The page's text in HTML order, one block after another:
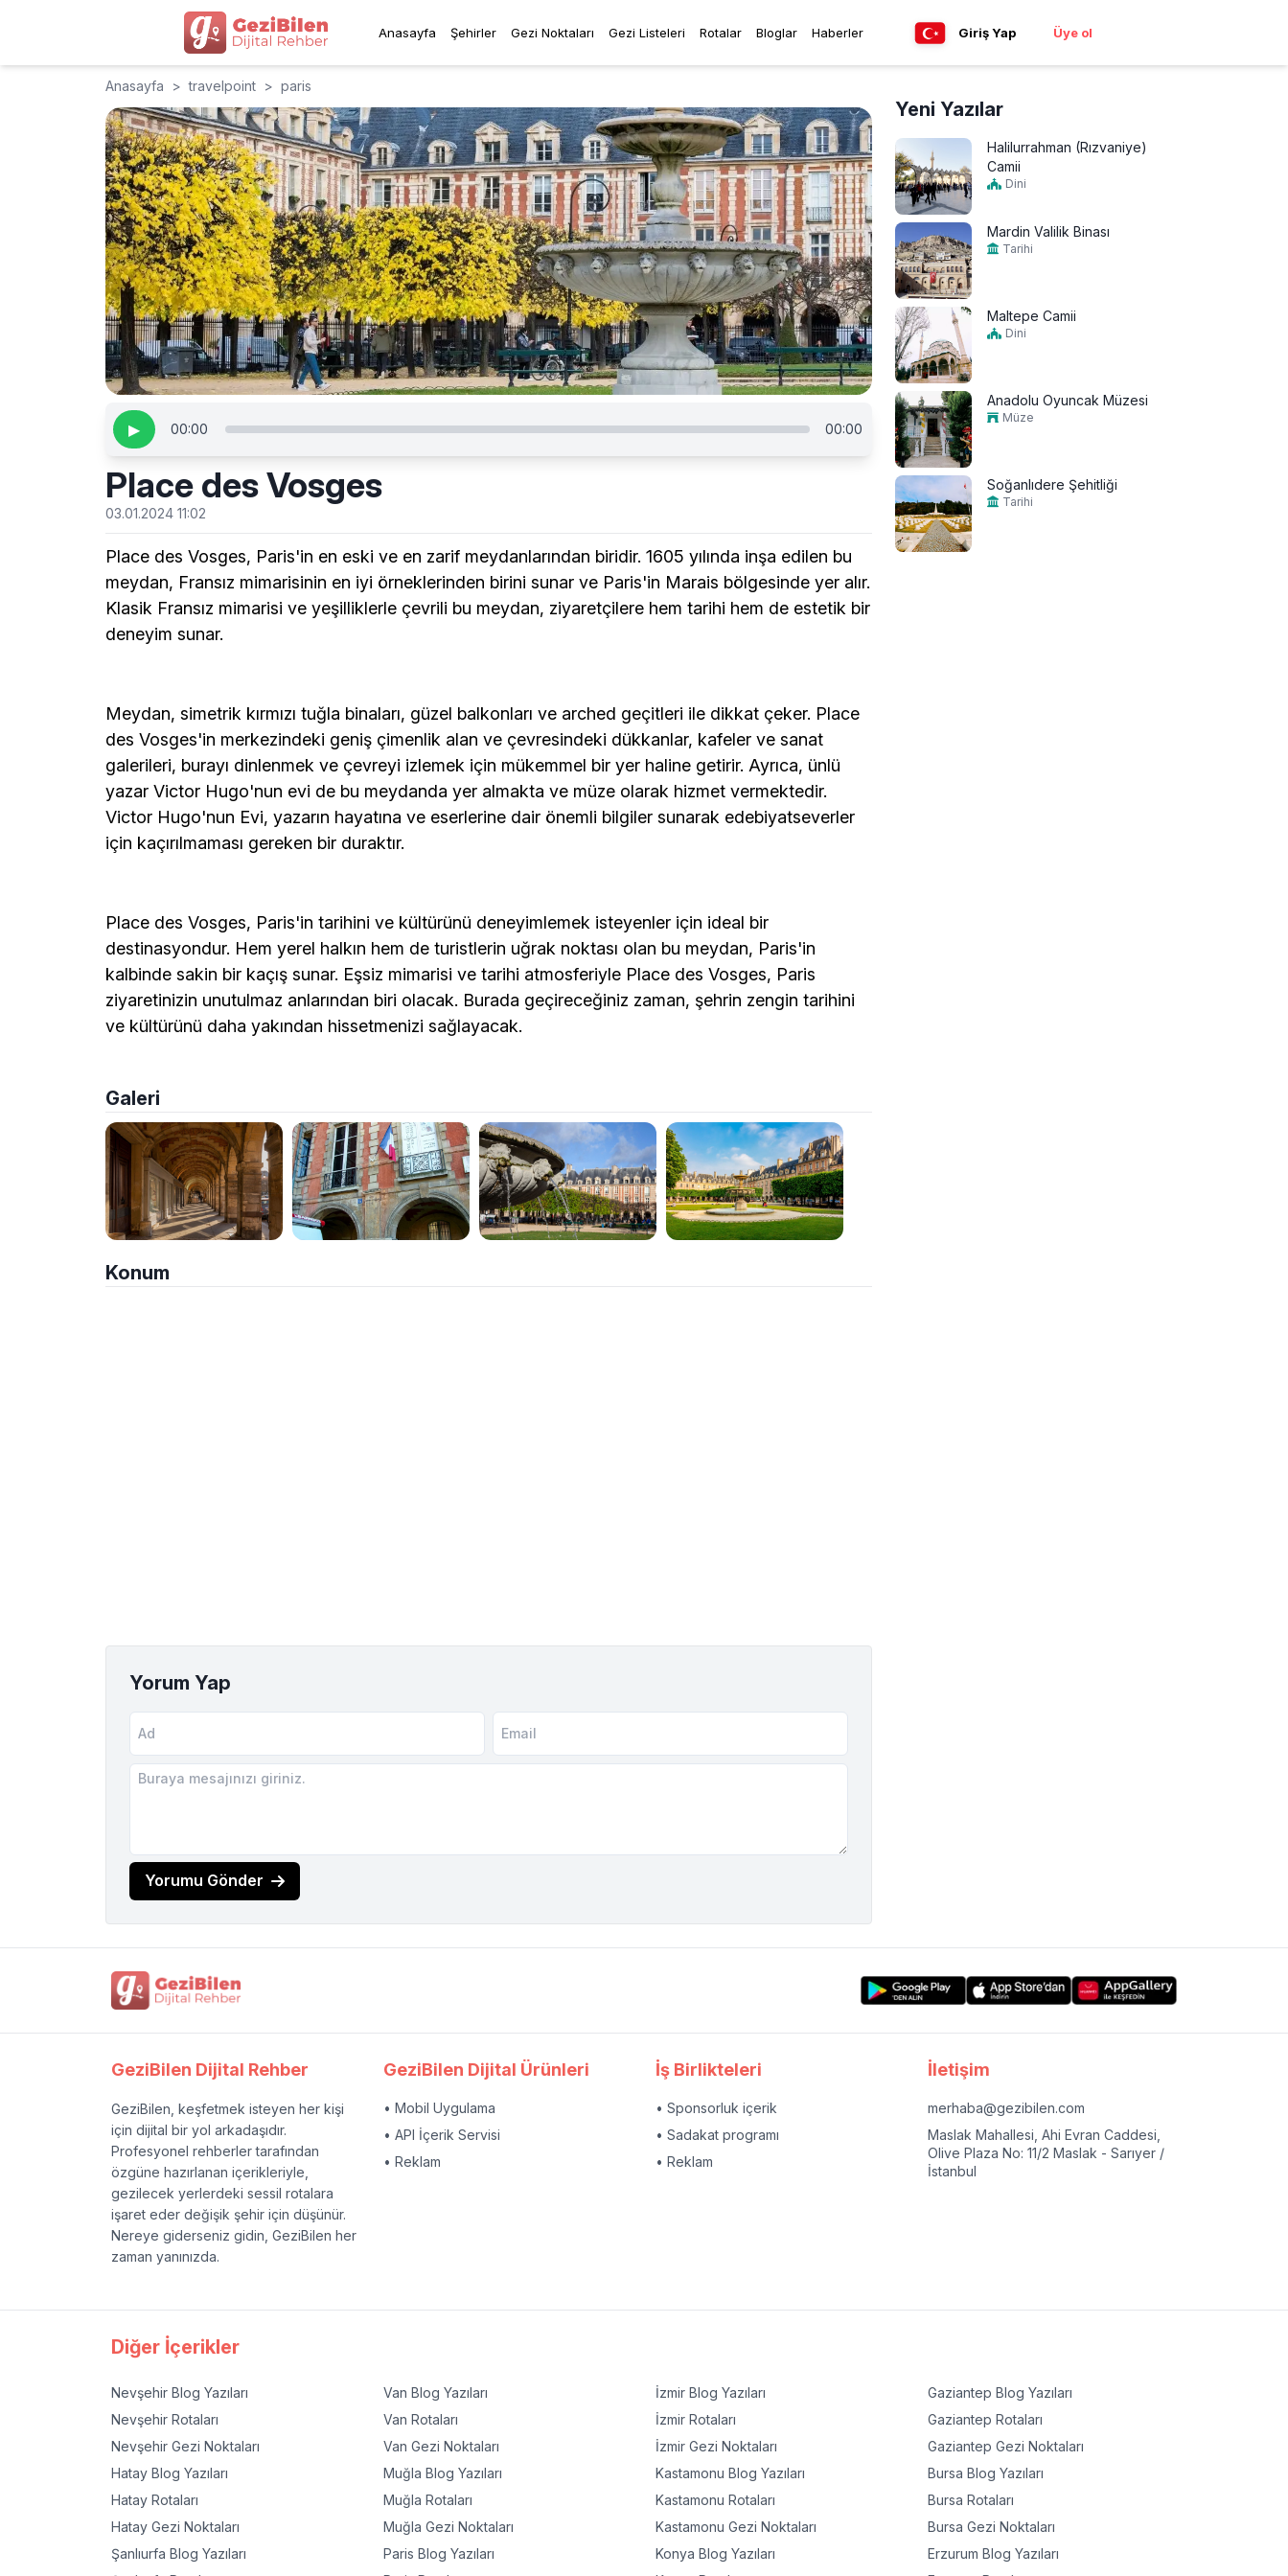
Anasayfa Şehirler Gezi Noktaları Gezi Listeleri Rotalar Bloglar Haberler Giriş Yap Üye ol
Anasayfa > travelpoint > paris
▶ 00:00 00:00
Place des Vosges
03.01.2024 11:02
Place des Vosges, Paris'in en eski ve en zarif meydanlarından biridir. 1605 yılında inşa edilen bu
meydan, Fransız mimarisinin en iyi örneklerinden birini sunar ve Paris'in Marais bölgesinde yer alır.
Klasik Fransız mimarisi ve yeşilliklerle çevrili bu meydan, ziyaretçilere hem tarihi hem de estetik bir
deneyim sunar.
Meydan, simetrik kırmızı tuğla binaları, güzel balkonları ve arched geçitleri ile dikkat çeker. Place
des Vosges'in merkezindeki geniş çimenlik alan ve çevresindeki dükkanlar, kafeler ve sanat
galerileri, burayı dinlenmek ve çevreyi izlemek için mükemmel bir yer haline getirir. Ayrıca, ünlü
yazar Victor Hugo'nun evi de bu meydanda yer almakta ve müze olarak hizmet vermektedir.
Victor Hugo'nun Evi, yazarın hayatına ve eserlerine dair önemli bilgiler sunarak edebiyatseverler
için kaçırılmaması gereken bir duraktır.
Place des Vosges, Paris'in tarihini ve kültürünü deneyimlemek isteyenler için ideal bir
destinasyondur. Hem yerel halkın hem de turistlerin uğrak noktası olan bu meydan, Paris'in
kalbinde sakin bir kaçış sunar. Eşsiz mimarisi ve tarihi atmosferiyle Place des Vosges, Paris
ziyaretinizin unutulmaz anlarından biri olacak. Burada geçireceğiniz zaman, şehrin zengin tarihini
ve kültürünü daha yakından hissetmenizi sağlayacak.
Galeri
Konum
Yorum Yap
Yorumu Gönder
Yeni Yazılar
Halilurrahman (Rızvaniye)
Camii
Dini
Mardin Valilik Binası
Tarihi
Maltepe Camii
Dini
Anadolu Oyuncak Müzesi
Müze
Soğanlıdere Şehitliği
Tarihi
GeziBilen Dijital Rehber
GeziBilen, keşfetmek isteyen her kişi
için dijital bir yol arkadaşıdır.
Profesyonel rehberler tarafından
özgüne hazırlanan içerikleriyle,
gezilecek yerlerdeki sessil rotalara
işaret eder değişik şehir için düşünür.
Nereye giderseniz gidin, GeziBilen her
zaman yanınızda.
GeziBilen Dijital Ürünleri
• Mobil Uygulama
• API İçerik Servisi
• Reklam
İş Birlikteleri
• Sponsorluk içerik
• Sadakat programı
• Reklam
İletişim
merhaba@gezibilen.com
Maslak Mahallesi, Ahi Evran Caddesi,
Olive Plaza No: 11/2 Maslak - Sarıyer /
İstanbul
Diğer İçerikler
Nevşehir Blog Yazıları
Nevşehir Rotaları
Nevşehir Gezi Noktaları
Hatay Blog Yazıları
Hatay Rotaları
Hatay Gezi Noktaları
Şanlıurfa Blog Yazıları
Van Blog Yazıları
Van Rotaları
Van Gezi Noktaları
Muğla Blog Yazıları
Muğla Rotaları
Muğla Gezi Noktaları
Paris Blog Yazıları
İzmir Blog Yazıları
İzmir Rotaları
İzmir Gezi Noktaları
Kastamonu Blog Yazıları
Kastamonu Rotaları
Kastamonu Gezi Noktaları
Konya Blog Yazıları
Gaziantep Blog Yazıları
Gaziantep Rotaları
Gaziantep Gezi Noktaları
Bursa Blog Yazıları
Bursa Rotaları
Bursa Gezi Noktaları
Erzurum Blog Yazıları